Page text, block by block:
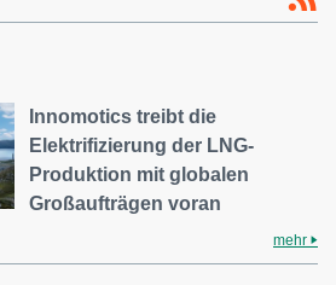
Innomotics treibt die
Elektrifizierung der LNG-
Produktion mit globalen
Großaufträgen voran
mehr